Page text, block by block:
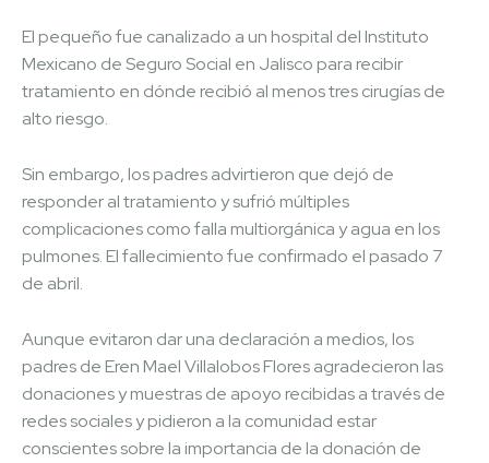
El pequeño fue canalizado a un hospital del Instituto
Mexicano de Seguro Social en Jalisco para recibir
tratamiento en dónde recibió al menos tres cirugías de
alto riesgo.
Sin embargo, los padres advirtieron que dejó de
responder al tratamiento y sufrió múltiples
complicaciones como falla multiorgánica y agua en los
pulmones. El fallecimiento fue confirmado el pasado 7
de abril.
Aunque evitaron dar una declaración a medios, los
padres de Eren Mael Villalobos Flores agradecieron las
donaciones y muestras de apoyo recibidas a través de
redes sociales y pidieron a la comunidad estar
conscientes sobre la importancia de la donación de